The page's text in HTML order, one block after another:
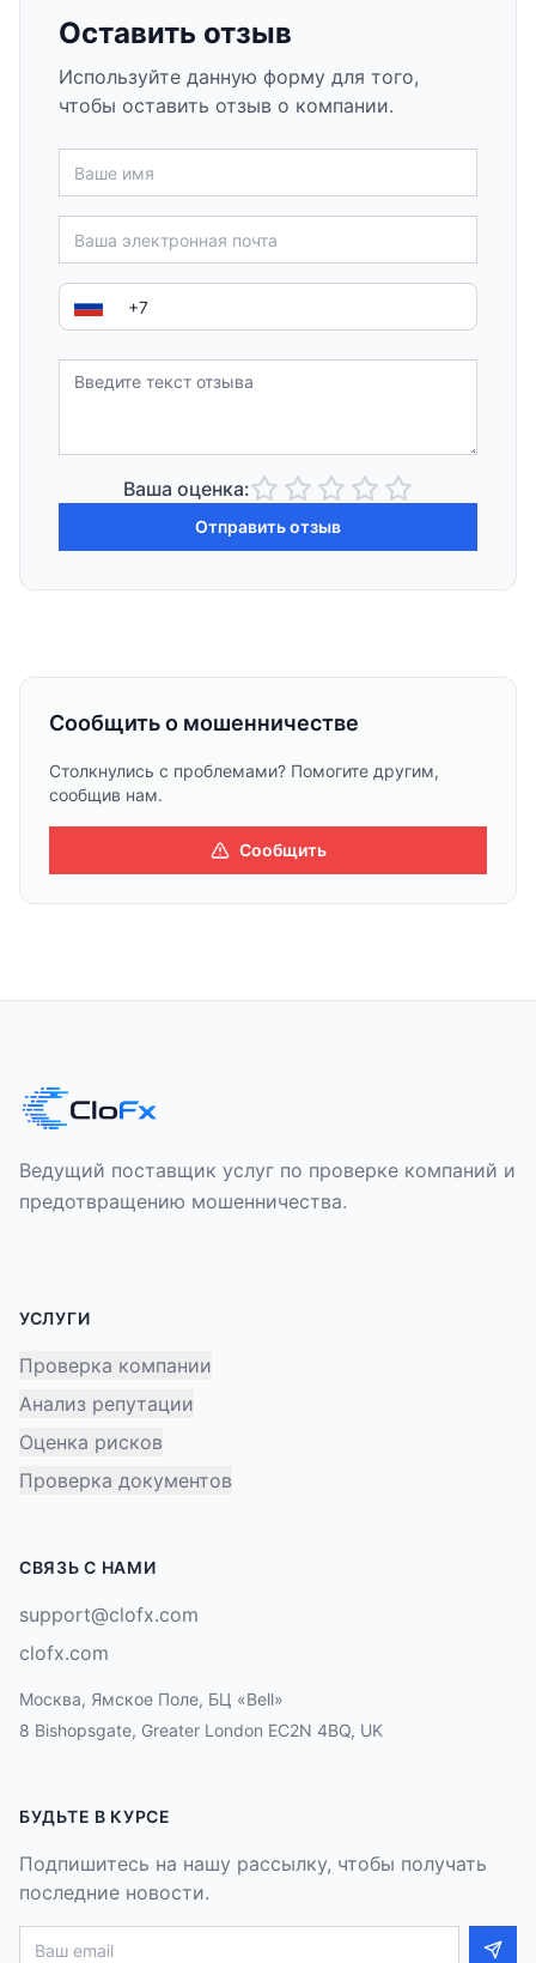
Оставить отзыв
Используйте данную форму для того,
чтобы оставить отзыв о компании.
Ваша оценка:
Отправить отзыв
Сообщить о мошенничестве
Столкнулись с проблемами? Помогите другим,
сообщив нам.
Сообщить
Ведущий поставщик услуг по проверке компаний и
предотвращению мошенничества.
УСЛУГИ
Проверка компании
Анализ репутации
Оценка рисков
Проверка документов
СВЯЗЬ С НАМИ
support@clofx.com
clofx.com
Москва, Ямское Поле, БЦ «Bell»
8 Bishopsgate, Greater London EC2N 4BQ, UK
БУДЬТЕ В КУРСЕ
Подпишитесь на нашу рассылку, чтобы получать
последние новости.